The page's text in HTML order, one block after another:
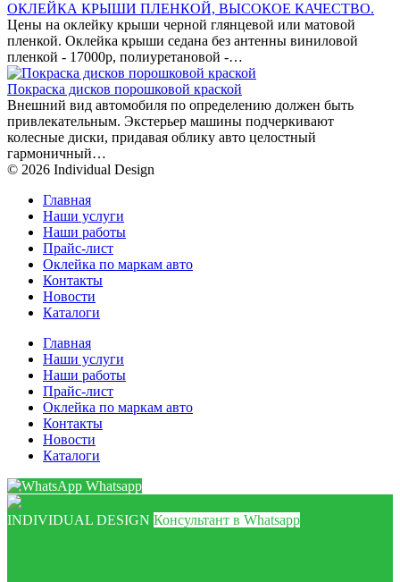
ОКЛЕЙКА КРЫШИ ПЛЕНКОЙ, ВЫСОКОЕ КАЧЕСТВО.
Цены на оклейку крыши черной глянцевой или матовой
пленкой. Оклейка крыши седана без антенны виниловой
пленкой - 17000р, полиуретановой -…
Покраска дисков порошковой краской
Внешний вид автомобиля по определению должен быть
привлекательным. Экстерьер машины подчеркивают
колесные диски, придавая облику авто целостный
гармоничный…
© 2026 Individual Design
Главная
Наши услуги
Наши работы
Прайс-лист
Оклейка по маркам авто
Контакты
Новости
Каталоги
Главная
Наши услуги
Наши работы
Прайс-лист
Оклейка по маркам авто
Контакты
Новости
Каталоги
Whatsapp
INDIVIDUAL DESIGN Консультант в Whatsapp